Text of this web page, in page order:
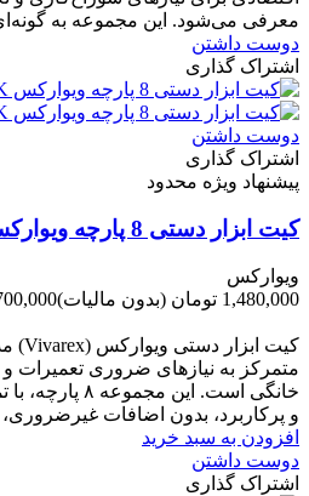
معرفی می‌شود. این مجموعه به
دوست داشتن
اشتراک گذاری
دوست داشتن
اشتراک گذاری
پیشنهاد ویژه محدود
کیت ابزار دستی 8 پارچه ویوارکس مدل VR0008-HTK
ویوارکس
1,480,000 تومان
(بدون مالیات)1,700,000
متمرکز به نیازهای ضروری
خانگی است. این
و پرکاربرد، بدون اضافات
افزودن به سبد خرید
دوست داشتن
اشتراک گذاری